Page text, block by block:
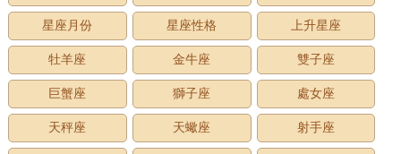
星座月份 星座性格 上升星座
牡羊座 金牛座 雙子座
巨蟹座 獅子座 處女座
天秤座 天蠍座 射手座